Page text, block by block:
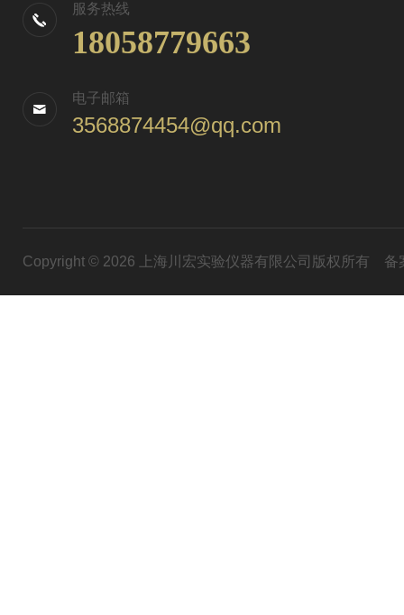
服务热线
18058779663
电子邮箱
3568874454@qq.com
Copyright © 2026 上海川宏实验仪器有限公司版权所有 备